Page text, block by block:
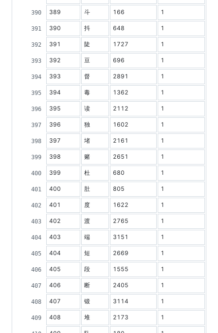
389 斗 166 1
390 抖 648 1
391 陡 1727 1
392 豆 696 1
393 督 2891 1
394 毒 1362 1
395 读 2112 1
396 独 1602 1
397 堵 2161 1
398 赌 2651 1
399 杜 680 1
400 肚 805 1
401 度 1622 1
402 渡 2765 1
403 端 3151 1
404 短 2669 1
405 段 1555 1
406 断 2405 1
407 锻 3114 1
408 堆 2173 1